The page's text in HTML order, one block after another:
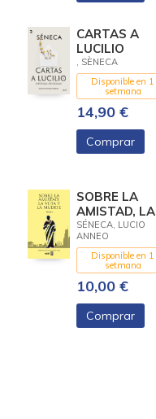
CARTAS A
LUCILIO
, SÈNECA
Disponible en 1
setmana
14,90 €
Comprar
SOBRE LA
AMISTAD, LA
VIDA Y LA
MUERTE
SÉNECA, LUCIO
ANNEO
Disponible en 1
setmana
10,00 €
Comprar